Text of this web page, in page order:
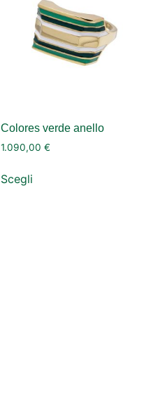
Colores verde anello
1.090,00 €
Scegli